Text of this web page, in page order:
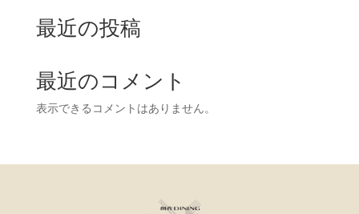
最近の投稿
最近のコメント
表示できるコメントはありません。